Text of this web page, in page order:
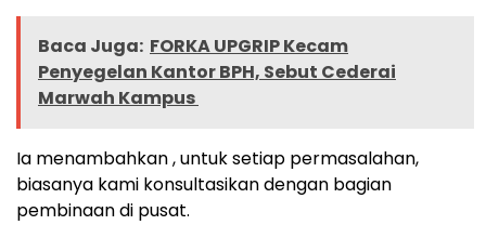
Baca Juga: FORKA UPGRIP Kecam
Penyegelan Kantor BPH, Sebut Cederai
Marwah Kampus ‎
Ia menambahkan , untuk setiap permasalahan,
biasanya kami konsultasikan dengan bagian
pembinaan di pusat.